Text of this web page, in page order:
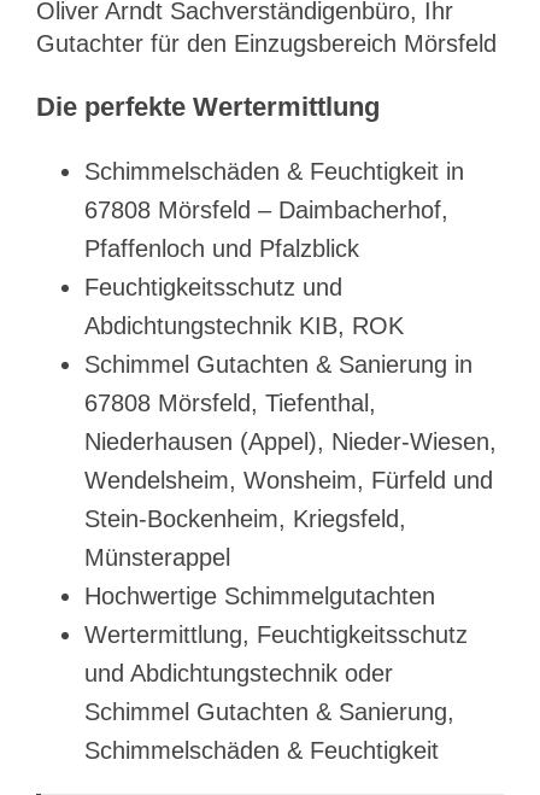
Oliver Arndt Sachverständigenbüro, Ihr
Gutachter für den Einzugsbereich Mörsfeld
Die perfekte Wertermittlung
Schimmelschäden & Feuchtigkeit in
67808 Mörsfeld – Daimbacherhof,
Pfaffenloch und Pfalzblick
Feuchtigkeitsschutz und
Abdichtungstechnik KIB, ROK
Schimmel Gutachten & Sanierung in
67808 Mörsfeld, Tiefenthal,
Niederhausen (Appel), Nieder-Wiesen,
Wendelsheim, Wonsheim, Fürfeld und
Stein-Bockenheim, Kriegsfeld,
Münsterappel
Hochwertige Schimmelgutachten
Wertermittlung, Feuchtigkeitsschutz
und Abdichtungstechnik oder
Schimmel Gutachten & Sanierung,
Schimmelschäden & Feuchtigkeit